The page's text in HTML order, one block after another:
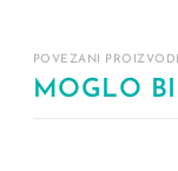
POVEZANI PROIZVODI
MOGLO